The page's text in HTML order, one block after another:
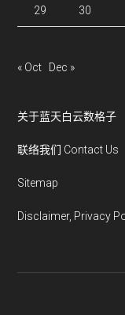
29 30
« Oct Dec »
关于蓝天白云数格子
联络我们 Contact Us
Sitemap
Disclaimer, Privacy